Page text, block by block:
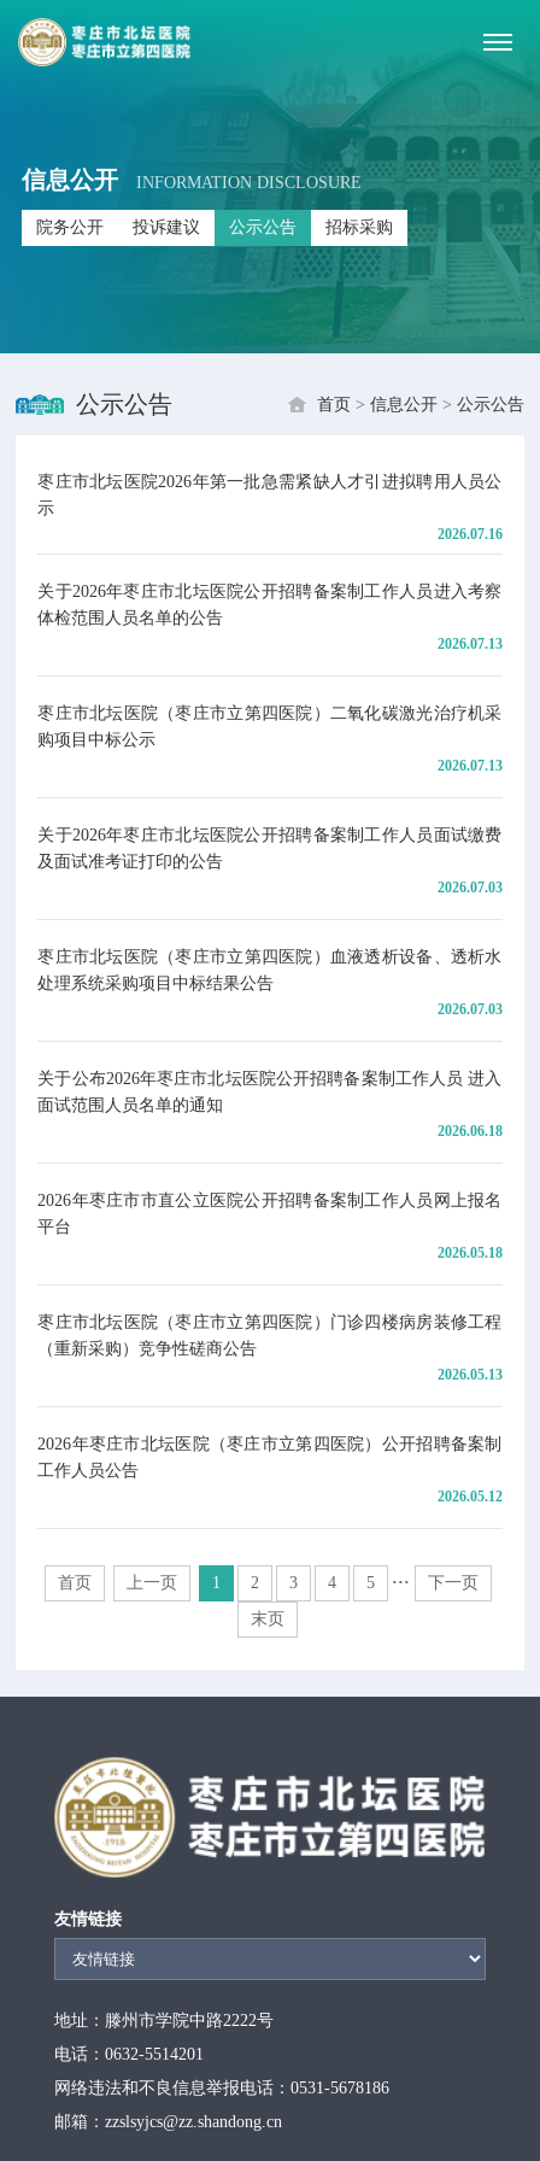
信息公开 INFORMATION DISCLOSURE
院务公开 投诉建议 公示公告 招标采购
公示公告 首页 > 信息公开> 公示公告
2026.07.16
枣庄市北坛医院2026年第一批急需紧缺人才引进拟聘用人员公
示
2026.07.13
关于2026年枣庄市北坛医院公开招聘备案制工作人员进入考察
体检范围人员名单的公告
2026.07.13
枣庄市北坛医院（枣庄市立第四医院）二氧化碳激光治疗机采
购项目中标公示
2026.07.03
关于2026年枣庄市北坛医院公开招聘备案制工作人员面试缴费
及面试准考证打印的公告
2026.07.03
枣庄市北坛医院（枣庄市立第四医院）血液透析设备、透析水
处理系统采购项目中标结果公告
2026.06.18
关于公布2026年枣庄市北坛医院公开招聘备案制工作人员 进入
面试范围人员名单的通知
2026.05.18
2026年枣庄市市直公立医院公开招聘备案制工作人员网上报名
平台
2026.05.13
枣庄市北坛医院（枣庄市立第四医院）门诊四楼病房装修工程
（重新采购）竞争性磋商公告
2026.05.12
2026年枣庄市北坛医院（枣庄市立第四医院）公开招聘备案制
工作人员公告
首页 上一页 1 2 3 4 5 ···
下一页
末页
友情链接
地址：滕州市学院中路2222号
电话：0632-5514201
网络违法和不良信息举报电话：0531-5678186
邮箱：zzslsyjcs@zz.shandong.cn